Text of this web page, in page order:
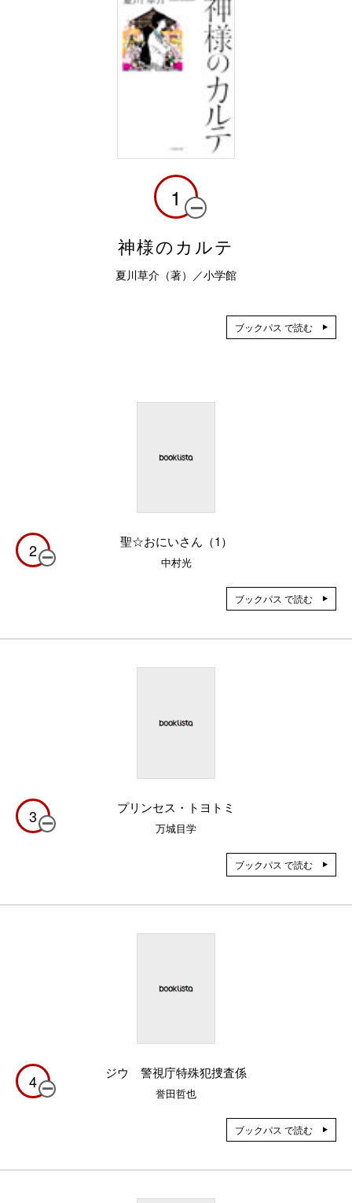
1
神様のカルテ
夏川草介（著）／小学館
ブックパス で読む
2 聖☆おにいさん（1）
中村光
ブックパス で読む
3 プリンセス・トヨトミ
万城目学
ブックパス で読む
4 ジウ 警視庁特殊犯捜査係
誉田哲也
ブックパス で読む